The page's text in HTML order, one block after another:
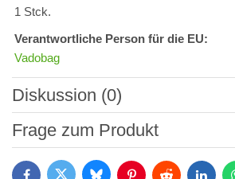
1 Stck.
Verantwortliche Person für die EU:
Vadobag
Diskussion (0)
Neuer Kommentar
Titel:
Frage zum Produkt